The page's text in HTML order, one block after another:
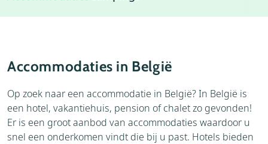
Weblog
Bezienswaardigheden
Accommodaties in België
Op zoek naar een accommodatie in België? In België is
een hotel, vakantiehuis, pension of chalet zo gevonden!
Er is een groot aanbod van accommodaties waardoor u
snel een onderkomen vindt die bij u past. Hotels bieden